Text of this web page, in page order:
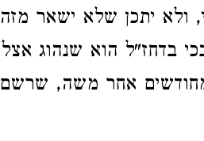
ולא יתכן שלא ישאר מזה
בדחז"ל הוא שנהוג אצל
מחודשים אחר משה, שרשם